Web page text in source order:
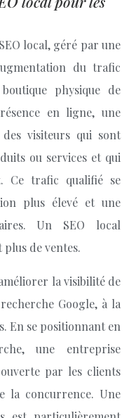
local, géré par une
du trafic
physique de
en ligne, une
visiteurs qui sont
ou services et qui
Ce trafic qualifié se
plus élevé et une
Un SEO local
de ventes.
la visibilité de
Google, à la
En se positionnant en
une entreprise
par les clients
la concurrence. Une